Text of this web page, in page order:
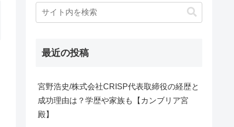
最近の投稿
宮野浩史/株式会社CRISP代表取締役の経歴と
成功理由は？学歴や家族も【カンブリア宮
殿】